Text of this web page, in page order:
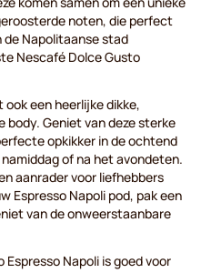
noten, die perfect
Napolitaanse stad
Nescafé Dolce Gusto
een heerlijke dikke,
body. Geniet van deze sterke
opkikker in de ochtend
of na het avondeten.
aanrader voor liefhebbers
Espresso Napoli pod, pak een
van de onweerstaanbare
Napoli is goed voor